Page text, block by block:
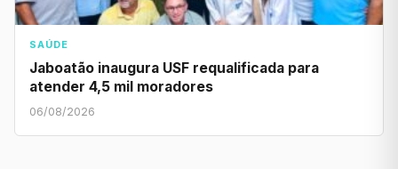
SAÚDE
Jaboatão inaugura USF requalificada para
atender 4,5 mil moradores
06/08/2026